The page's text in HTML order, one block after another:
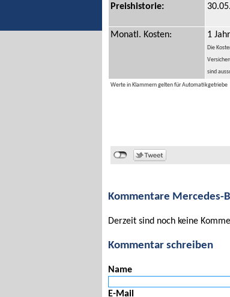
Preishistorie:
Monatl. Kosten: 1
Die
sind
Werte in Klammern gelten für Automatikgetriebe
Kommentare Mercedes-
Derzeit sind noch keine
Kommentar schreiben
Name
E-Mail